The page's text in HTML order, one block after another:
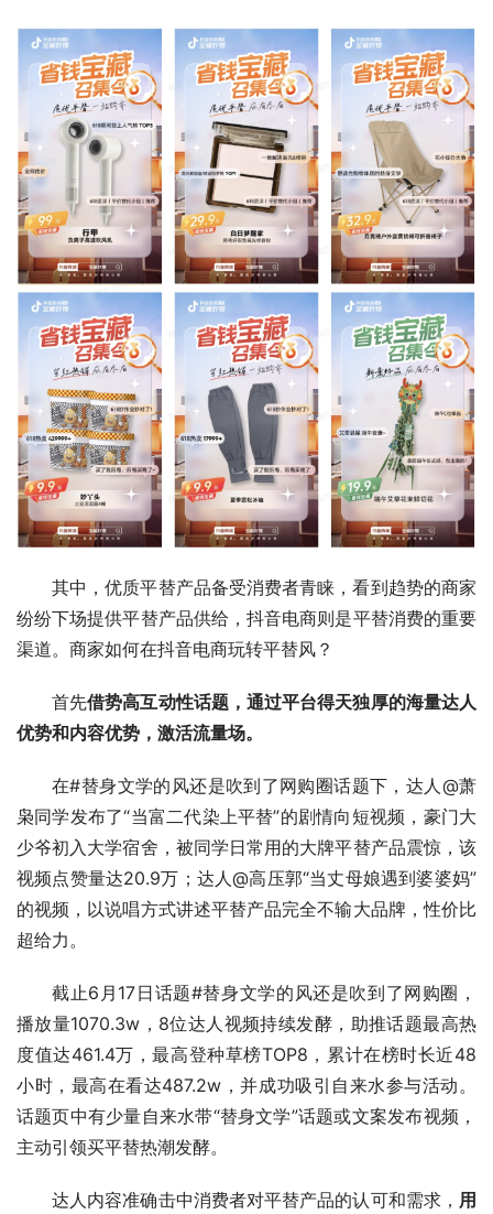
其中，优质平替产品备受消费者青睐，看到趋势的商家
纷纷下场提供平替产品供给，抖音电商则是平替消费的重要
渠道。商家如何在抖音电商玩转平替风？
首先借势高互动性话题，通过平台得天独厚的海量达人
优势和内容优势，激活流量场。
在#替身文学的风还是吹到了网购圈话题下，达人@萧
枭同学发布了“当富二代染上平替”的剧情向短视频，豪门大
少爷初入大学宿舍，被同学日常用的大牌平替产品震惊，该
视频点赞量达20.9万；达人@高压郭“当丈母娘遇到婆婆妈”
的视频，以说唱方式讲述平替产品完全不输大品牌，性价比
超给力。
截止6月17日话题#替身文学的风还是吹到了网购圈，
播放量1070.3w，8位达人视频持续发酵，助推话题最高热
度值达461.4万，最高登种草榜TOP8，累计在榜时长近48
小时，最高在看达487.2w，并成功吸引自来水参与活动。
话题页中有少量自来水带“替身文学”话题或文案发布视频，
主动引领买平替热潮发酵。
达人内容准确击中消费者对平替产品的认可和需求， 用